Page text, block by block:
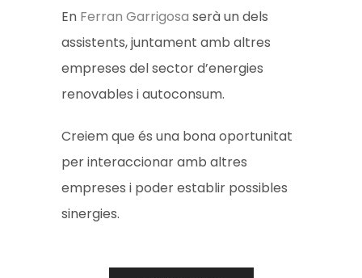
En Ferran Garrigosa serà un dels
assistents, juntament amb altres
empreses del sector d’energies
renovables i autoconsum.
Creiem que és una bona oportunitat
per interaccionar amb altres
empreses i poder establir possibles
sinergies.